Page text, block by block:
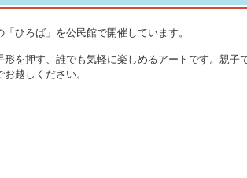
ひろば」を公民館で開催しています。
を押す、誰でも気軽に楽しめるアートです。親子
越しください。